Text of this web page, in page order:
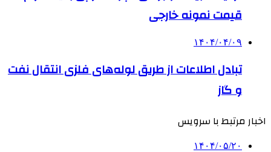
قیمت نمونه خارجی
۱۴۰۴/۰۴/۰۹
تبادل اطلاعات از طریق لوله‌های فلزی انتقال نفت
و گاز
اخبار مرتبط با سرویس
۱۴۰۴/۰۵/۲۰